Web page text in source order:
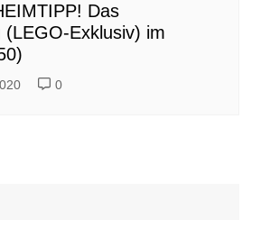
Das
(LEGO-Exklusiv) im
0